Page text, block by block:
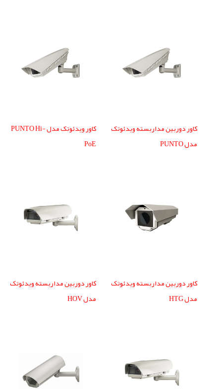
کاور دوربین مداربسته ویدئوتک
مدل PUNTO
کاور ویدئوتک مدل PUNTO Hi-
PoE
کاور دوربین مداربسته ویدئوتک
مدل HTG
کاور دوربین مداربسته ویدئوتک
مدل HOV